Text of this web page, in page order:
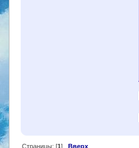
Страницы: [1] Вверх